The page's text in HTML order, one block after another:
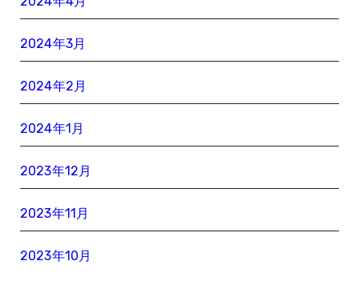
2024年3月
2024年2月
2024年1月
2023年12月
2023年11月
2023年10月